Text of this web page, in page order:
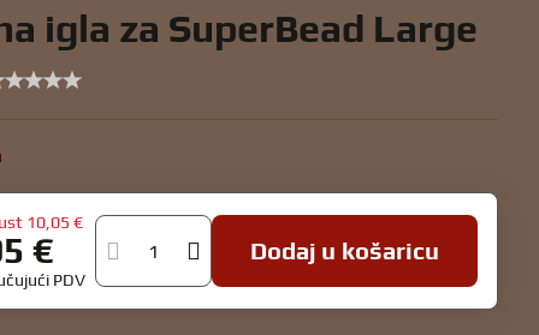
igla za SuperBead Large
10,05 €
€
PDV
Dodaj u košaricu